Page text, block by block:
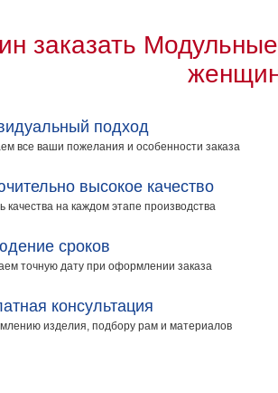
заказать
подход
все ваши пожелания и особенности заказа
высокое качество
качества на каждом этапе производства
сроков
точную дату при оформлении заказа
консультация
изделия, подбору рам и материалов